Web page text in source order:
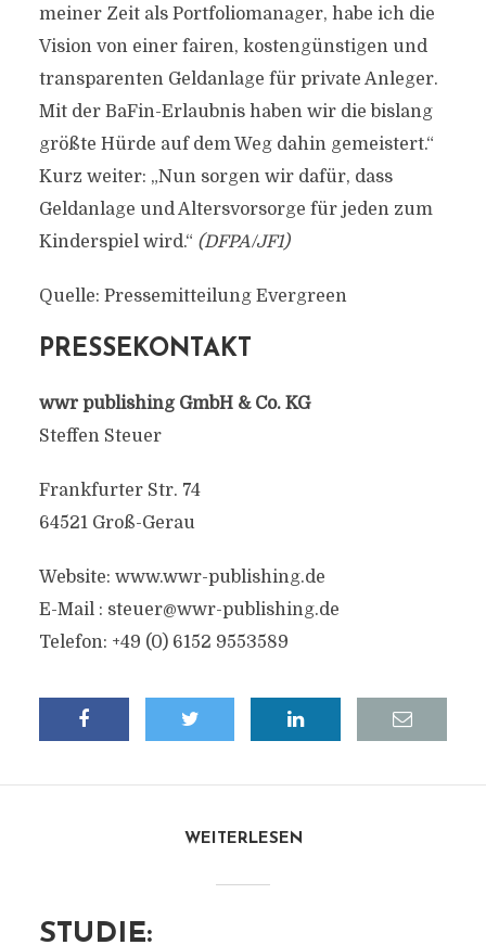
meiner Zeit als Portfoliomanager, habe ich die
Vision von einer fairen, kostengünstigen und
transparenten Geldanlage für private Anleger.
Mit der BaFin-Erlaubnis haben wir die bislang
größte Hürde auf dem Weg dahin gemeistert.“
Kurz weiter: „Nun sorgen wir dafür, dass
Geldanlage und Altersvorsorge für jeden zum
Kinderspiel wird.“ (DFPA/JF1)
Quelle: Pressemitteilung Evergreen
PRESSEKONTAKT
wwr publishing GmbH & Co. KG
Steffen Steuer
Frankfurter Str. 74
64521 Groß-Gerau
Website: www.wwr-publishing.de
E-Mail : steuer@wwr-publishing.de
Telefon: +49 (0) 6152 9553589
WEITERLESEN
STUDIE: